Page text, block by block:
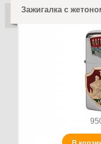
Зажигалка с
В